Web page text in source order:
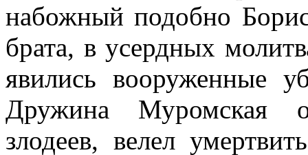
набожный подобно
брата, в усердных
явились вооруженные
Дружина Муромская
злодеев, велел